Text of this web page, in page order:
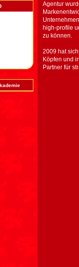
Agentur
high-profile
zu können.
2009 hat
Köpfen und
Partner für